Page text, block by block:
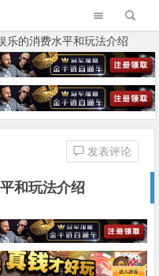
乐的消费水平和玩法介绍
和玩法介绍
发表评论